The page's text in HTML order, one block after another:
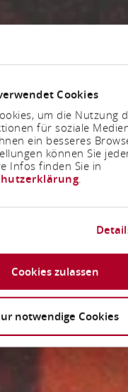
Cookies
um die Nutzung
für soziale
ein besseres
können Sie
Infos finden Sie in
.
Cookies zulassen
notwendige Cookies